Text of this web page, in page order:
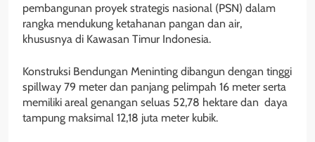
pembangunan proyek strategis nasional (PSN) dalam
rangka mendukung ketahanan pangan dan air,
khususnya di Kawasan Timur Indonesia.
Konstruksi Bendungan Meninting dibangun dengan tinggi
spillway 79 meter dan panjang pelimpah 16 meter serta
memiliki areal genangan seluas 52,78 hektare dan daya
tampung maksimal 12,18 juta meter kubik.